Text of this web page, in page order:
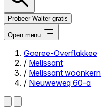
Probeer Walter gratis
Open menu
Close menu
Goeree-Overflakkee
/ Melissant
/ Melissant woonkern
/ Nieuweweg 60-a